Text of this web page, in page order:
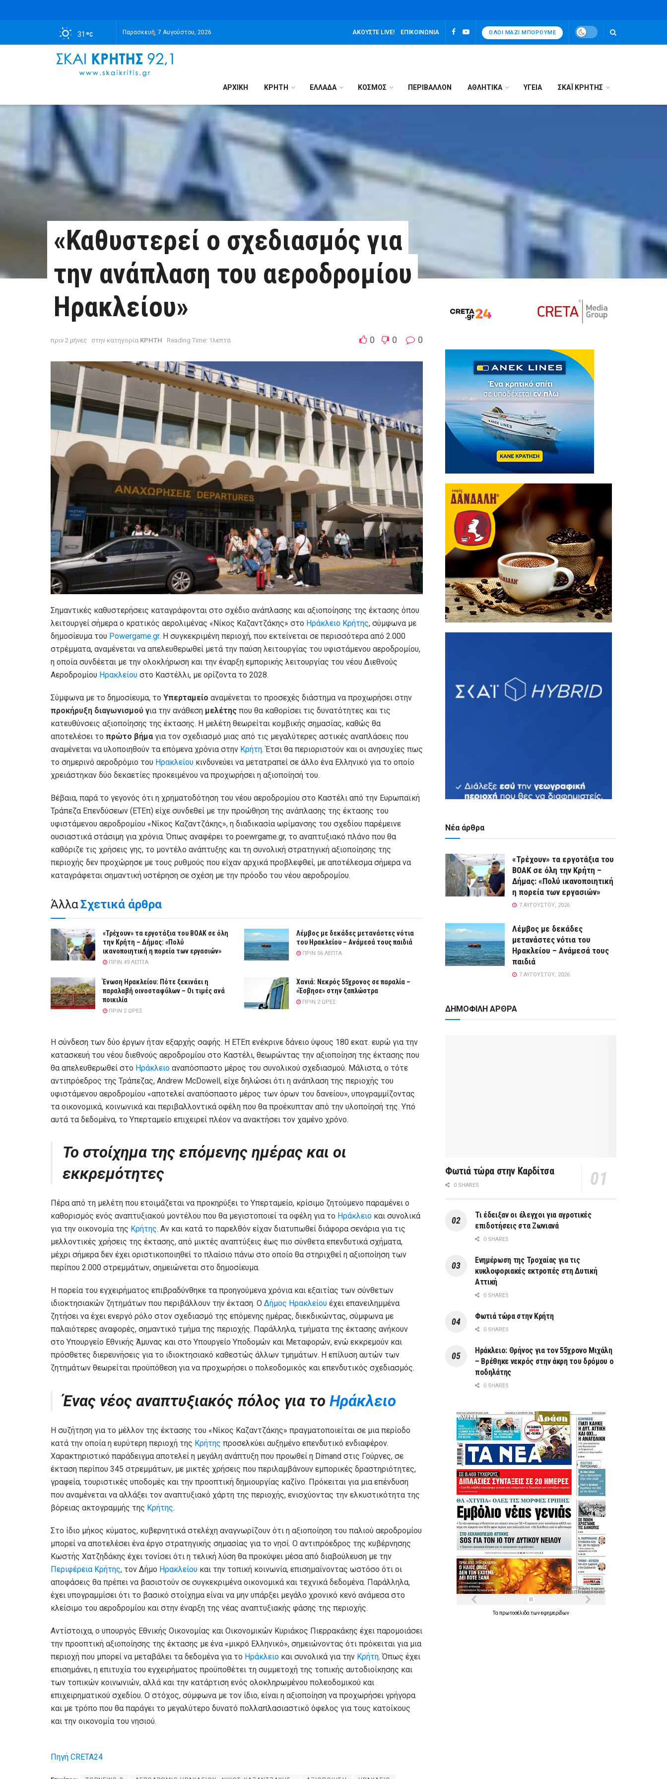
31 Παρασκευή, 7 Αυγούστου, 2026 ΑΚΟΎΣΤΕ LIVE! ΕΠΙΚΟΙΝΩΝΊΑ ΌΛΟΙ ΜΑΖΊ ΜΠΟΡΟΎΜΕ
ΑΡΧΙΚΉ ΚΡΗΤΗ ΕΛΛΑΔΑ ΚΟΣΜΟΣ ΠΕΡΙΒΑΛΛΟΝ ΑΘΛΗΤΙΚΑ ΥΓΕΙΑ ΣΚΑΪ ΚΡΗΤΗΣ
«Καθυστερεί ο σχεδιασμός για
την ανάπλαση του αεροδρομίου
Hρακλείου»
πριν 2 μήνες στην κατηγορία ΚΡΗΤΗ Reading Time: 1λεπτά 0 0 0
Σημαντικές καθυστερήσεις καταγράφονται στο σχέδιο ανάπλασης και αξιοποίησης της έκτασης όπου
λειτουργεί σήμερα ο κρατικός αερολιμένας «Νίκος Καζαντζάκης» στο Ηράκλειο Κρήτης, σύμφωνα με
δημοσίευμα του Powergame.gr. Η συγκεκριμένη περιοχή, που εκτείνεται σε περισσότερα από 2.000
στρέμματα, αναμένεται να απελευθερωθεί μετά την παύση λειτουργίας του υφιστάμενου αεροδρομίου,
η οποία συνδέεται με την ολοκλήρωση και την έναρξη εμπορικής λειτουργίας του νέου Διεθνούς
Αεροδρομίου Ηρακλείου στο Καστέλλι, με ορίζοντα το 2028.
Σύμφωνα με το δημοσίευμα, το Υπερταμείο αναμένεται το προσεχές διάστημα να προχωρήσει στην
προκήρυξη διαγωνισμού για την ανάθεση μελέτης που θα καθορίσει τις δυνατότητες και τις
κατευθύνσεις αξιοποίησης της έκτασης. Η μελέτη θεωρείται κομβικής σημασίας, καθώς θα
αποτελέσει το πρώτο βήμαγια τον σχεδιασμό μιας από τις μεγαλύτερες αστικές αναπλάσεις που
αναμένεται να υλοποιηθούν τα επόμενα χρόνια στην Κρήτη. Έτσι θα περιοριστούν και οι ανησυχίες πως
το σημερινό αεροδρόμιο του Ηρακλείου κινδυνεύει να μετατραπεί σε άλλο ένα Ελληνικό για το οποίο
χρειάστηκαν δύο δεκαετίες προκειμένου να προχωρήσει η αξιοποίησή του.
Βέβαια, παρά το γεγονός ότι η χρηματοδότηση του νέου αεροδρομίου στο Καστέλι από την Ευρωπαϊκή
Τράπεζα Επενδύσεων (ΕΤΕπ) είχε συνδεθεί με την προώθηση της ανάπλασης της έκτασης του
υφιστάμενου αεροδρομίου «Νίκος Καζαντζάκης», η διαδικασία ωρίμανσης του σχεδίου παρέμεινε
ουσιαστικά στάσιμη για χρόνια. Όπως αναφέρει το poewrgame.gr, το αναπτυξιακό πλάνο που θα
καθόριζε τις χρήσεις γης, το μοντέλο ανάπτυξης και τη συνολική στρατηγική αξιοποίησης της
περιοχής δεν προχώρησε με τους ρυθμούς που είχαν αρχικά προβλεφθεί, με αποτέλεσμα σήμερα να
καταγράφεται σημαντική υστέρηση σε σχέση με την πρόοδο του νέου αεροδρομίου.
ΆλλαΣχετικά άρθρα
«Τρέχουν» τα εργοτάξια του ΒΟΑΚ σε όλη
την Κρήτη – Δήμας: «Πολύ
ικανοποιητική η πορεία των εργασιών»
ΠΡΙΝ 49 ΛΕΠΤΆ
Λέμβος με δεκάδες μετανάστες νότια
του Ηρακλείου – Ανάμεσά τους παιδιά
ΠΡΙΝ 56 ΛΕΠΤΆ
Ένωση Ηρακλείου: Πότε ξεκινάει η
παραλαβή οινοσταφύλων – Οι τιμές ανά
ποικιλία
ΠΡΙΝ 2 ΏΡΕΣ
Χανιά: Νεκρός 55χρονος σε παραλία –
«Έσβησε» στην ξαπλώστρα
ΠΡΙΝ 2 ΏΡΕΣ
Η σύνδεση των δύο έργων ήταν εξαρχής σαφής. Η ΕΤΕπ ενέκρινε δάνειο ύψους 180 εκατ. ευρώ για την
κατασκευή του νέου διεθνούς αεροδρομίου στο Καστέλι, θεωρώντας την αξιοποίηση της έκτασης που
θα απελευθερωθεί στο Ηράκλειο αναπόσπαστο μέρος του συνολικού σχεδιασμού. Μάλιστα, ο τότε
αντιπρόεδρος της Τράπεζας, Andrew McDowell, είχε δηλώσει ότι η ανάπλαση της περιοχής του
υφιστάμενου αεροδρομίου «αποτελεί αναπόσπαστο μέρος των όρων του δανείου», υπογραμμίζοντας
τα οικονομικά, κοινωνικά και περιβαλλοντικά οφέλη που θα προέκυπταν από την υλοποίησή της. Υπό
αυτά τα δεδομένα, το Υπερταμείο επιχειρεί πλέον να ανακτήσει τον χαμένο χρόνο.
Το στοίχημα της επόμενης ημέρας και οι
εκκρεμότητες
Πέρα από τη μελέτη που ετοιμάζεται να προκηρύξει το Υπερταμείο, κρίσιμο ζητούμενο παραμένει ο
καθορισμός ενός αναπτυξιακού μοντέλου που θα μεγιστοποιεί τα οφέλη για το Ηράκλειο και συνολικά
για την οικονομία της Κρήτης. Αν και κατά το παρελθόν είχαν διατυπωθεί διάφορα σενάρια για τις
μελλοντικές χρήσεις της έκτασης, από μικτές αναπτύξεις έως πιο σύνθετα επενδυτικά σχήματα,
μέχρι σήμερα δεν έχει οριστικοποιηθεί το πλαίσιο πάνω στο οποίο θα στηριχθεί η αξιοποίηση των
περίπου 2.000 στρεμμάτων, σημειώνεται στο δημοσίευμα.
Η πορεία του εγχειρήματος επιβραδύνθηκε τα προηγούμενα χρόνια και εξαιτίας των σύνθετων
ιδιοκτησιακών ζητημάτων που περιβάλλουν την έκταση. Ο Δήμος Ηρακλείου έχει επανειλημμένα
ζητήσει να έχει ενεργό ρόλο στον σχεδιασμό της επόμενης ημέρας, διεκδικώντας, σύμφωνα με
παλαιότερες αναφορές, σημαντικό τμήμα της περιοχής. Παράλληλα, τμήματα της έκτασης ανήκουν
στο Υπουργείο Εθνικής Άμυνας και στο Υπουργείο Υποδομών και Μεταφορών, ενώ εκκρεμούν και
πρόσθετες διερευνήσεις για το ιδιοκτησιακό καθεστώς άλλων τμημάτων. Η επίλυση αυτών των
ζητημάτων θεωρείται προϋπόθεση για να προχωρήσει ο πολεοδομικός και επενδυτικός σχεδιασμός.
Ένας νέος αναπτυξιακός πόλος για το Ηράκλειο
Η συζήτηση για το μέλλον της έκτασης του «Νίκος Καζαντζάκης» πραγματοποιείται σε μια περίοδο
κατά την οποία η ευρύτερη περιοχή της Κρήτης προσελκύει αυξημένο επενδυτικό ενδιαφέρον.
Χαρακτηριστικό παράδειγμα αποτελεί η μεγάλη ανάπτυξη που προωθεί η Dimand στις Γούρνες, σε
έκταση περίπου 345 στρεμμάτων, με μικτές χρήσεις που περιλαμβάνουν εμπορικές δραστηριότητες,
γραφεία, τουριστικές υποδομές και την προοπτική δημιουργίας καζίνο. Πρόκειται για μια επένδυση
που αναμένεται να αλλάξει τον αναπτυξιακό χάρτη της περιοχής, ενισχύοντας την ελκυστικότητα της
βόρειας ακτογραμμής της Κρήτης.
Στο ίδιο μήκος κύματος, κυβερνητικά στελέχη αναγνωρίζουν ότι η αξιοποίηση του παλιού αεροδρομίου
μπορεί να αποτελέσει ένα έργο στρατηγικής σημασίας για το νησί. Ο αντιπρόεδρος της κυβέρνησης
Κωστής Χατζηδάκης έχει τονίσει ότι η τελική λύση θα προκύψει μέσα από διαβούλευση με την
Περιφέρεια Κρήτης, τον Δήμο Ηρακλείου και την τοπική κοινωνία, επισημαίνοντας ωστόσο ότι οι
αποφάσεις θα πρέπει να βασιστούν σε συγκεκριμένα οικονομικά και τεχνικά δεδομένα. Παράλληλα,
έχει υπογραμμίσει ότι το βασικό στοίχημα είναι να μην υπάρξει μεγάλο χρονικό κενό ανάμεσα στο
κλείσιμο του αεροδρομίου και στην έναρξη της νέας αναπτυξιακής φάσης της περιοχής.
Αντίστοιχα, ο υπουργός Εθνικής Οικονομίας και Οικονομικών Κυριάκος Πιερρακάκης έχει παρομοιάσει
την προοπτική αξιοποίησης της έκτασης με ένα «μικρό Ελληνικό», σημειώνοντας ότι πρόκειται για μια
περιοχή που μπορεί να μεταβάλει τα δεδομένα για το Ηράκλειο και συνολικά για την Κρήτη. Όπως έχει
επισημάνει, η επιτυχία του εγχειρήματος προϋποθέτει τη συμμετοχή της τοπικής αυτοδιοίκησης και
των τοπικών κοινωνιών, αλλά και την κατάρτιση ενός ολοκληρωμένου πολεοδομικού και
επιχειρηματικού σχεδίου. Ο στόχος, σύμφωνα με τον ίδιο, είναι η αξιοποίηση να προχωρήσει γρήγορα
και με τρόπο που θα παράγει το μεγαλύτερο δυνατό πολλαπλασιαστικό όφελος για τους κατοίκους
και την οικονομία του νησιού.
Πηγή CRETA24
Νέα άρθρα
«Τρέχουν» τα εργοτάξια του
ΒΟΑΚ σε όλη την Κρήτη –
Δήμας: «Πολύ ικανοποιητική
η πορεία των εργασιών»
7 ΑΥΓΟΎΣΤΟΥ, 2026
Λέμβος με δεκάδες
μετανάστες νότια του
Ηρακλείου – Ανάμεσά τους
παιδιά
7 ΑΥΓΟΎΣΤΟΥ, 2026
ΔΗΜΟΦΙΛΗ ΑΡΘΡΑ
Φωτιά τώρα στην Καρδίτσα
0 SHARES
Τι έδειξαν οι έλεγχοι για αγροτικές
επιδοτήσεις στα Ζωνιανά
0 SHARES
Ενημέρωση της Τροχαίας για τις
κυκλοφοριακές εκτροπές στη Δυτική
Αττική
0 SHARES
Φωτιά τώρα στην Κρήτη
0 SHARES
Ηράκλειο: Θρήνος για τον 55χρονο Μιχάλη
– Βρέθηκε νεκρός στην άκρη του δρόμου ο
ποδηλάτης
0 SHARES
Τα πρωτοσέλιδα τωνεφημερίδων